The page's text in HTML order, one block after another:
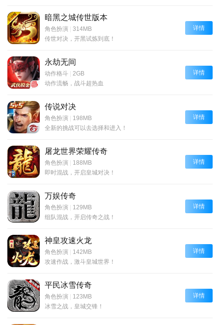
暗黑之城传世版本
角色扮演
314MB
传世对决，开黑试炼到底！
详情
永劫无间
动作格斗
2GB
动作流畅，战斗超热血
详情
传说对决
角色扮演
198MB
全新的挑战可以去选择和进入！
详情
屠龙世界荣耀传奇
角色扮演
188MB
即时混战，开启皇城对决！
详情
万娱传奇
角色扮演
129MB
组队混战，开启传奇之战！
详情
神皇攻速火龙
角色扮演
142MB
攻速作战，激斗皇城世界！
详情
平民冰雪传奇
角色扮演
123MB
冰雪之战，皇城交锋！
详情